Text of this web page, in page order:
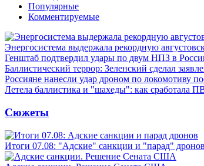
Популярные
Комментируемые
Энергосистема выдержала рекордную
Генштаб подтвердил удары по двум НПЗ в
Баллистический террор: Зеленский сделал
Россияне нанесли удар дроном по локомотиву
Летела баллистика и "шахеды": как сработала
Сюжеты
Итоги 07.08: "Адские" санкции и "парад" дронов